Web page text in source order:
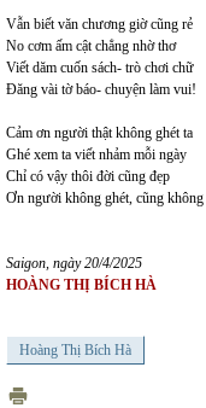
Vẫn biết văn chương giờ cũng rẻ
No cơm ấm cật chẳng nhờ thơ
Viết dăm cuốn sách- trò chơi chữ
Đăng vài tờ báo- chuyện làm vui!
Cảm ơn người thật không ghét ta
Ghé xem ta viết nhảm mỗi ngày
Chỉ có vậy thôi đời cũng đẹp
Ơn người không ghét, cũng
Saigon, ngày 20/4/2025
HOÀNG THỊ BÍCH HÀ
Hoàng Thị Bích Hà